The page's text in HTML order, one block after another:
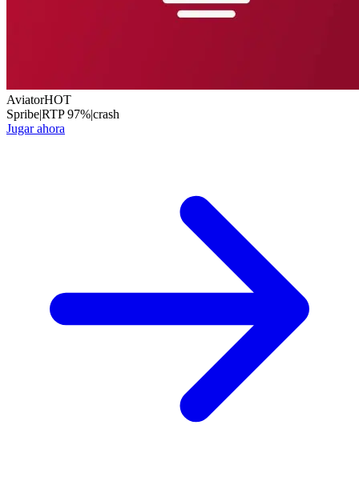
AviatorHOT
Spribe|RTP97%|crash
Jugar ahora